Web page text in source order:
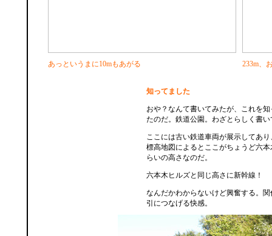
あっというまに10mもあがる 233m、
知ってました
おや？なんて書いてみたが、これを
たのだ。鉄道公園。わざとらしく書
ここには古い鉄道車両が展示してあ
標高地図によるとここがちょうど六
らいの高さなのだ。
六本木ヒルズと同じ高さに新幹線！
なんだかわからないけど興奮する。
引につなげる快感。